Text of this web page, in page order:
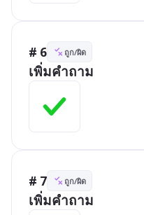
# 6 ถูก/ผิด
เพิ่มคำถาม
# 7 ถูก/ผิด
เพิ่มคำถาม